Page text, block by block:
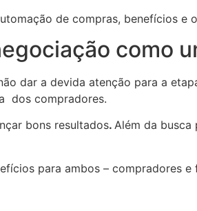
de compras, benefícios
como
dar a devida atenção para a
dos compradores.
bons resultados. Além da busca
para ambos – compradores